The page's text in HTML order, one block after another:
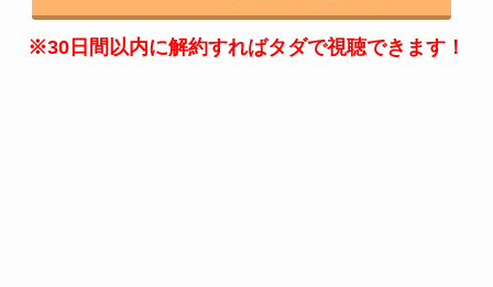
※30日間以内に解約すればタダで視聴できます！